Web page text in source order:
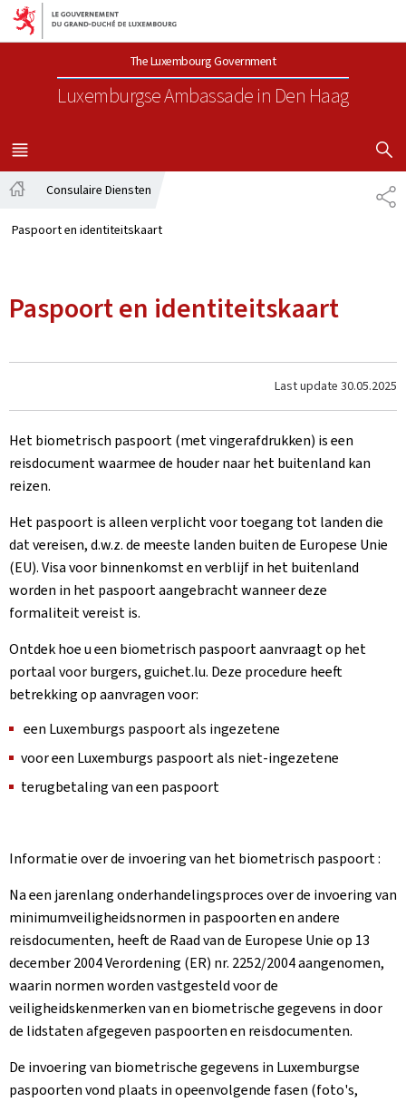
Aller au menu principal
Aller au contenu
The Luxembourg Government
Luxemburgse Ambassade in Den Haag
MENU
MAIN
SHOW
Consulaire Diensten
Paspoort en identiteitskaart
Paspoort en identiteitskaart
Last update 30.05.2025
Het biometrisch paspoort (met vingerafdrukken) is een
reisdocument waarmee de houder naar het buitenland kan
reizen.
Het paspoort is alleen verplicht voor toegang tot landen die
dat vereisen, d.w.z. de meeste landen buiten de Europese Unie
(EU). Visa voor binnenkomst en verblijf in het buitenland
worden in het paspoort aangebracht wanneer deze
formaliteit vereist is.
Ontdek hoe u een biometrisch paspoort aanvraagt op het
portaal voor burgers, guichet.lu. Deze procedure heeft
betrekking op aanvragen voor:
een Luxemburgs paspoort als ingezetene
voor een Luxemburgs paspoort als niet-ingezetene
terugbetaling van een paspoort
Informatie over de invoering van het biometrisch paspoort :
Na een jarenlang onderhandelingsproces over de invoering van
minimumveiligheidsnormen in paspoorten en andere
reisdocumenten, heeft de Raad van de Europese Unie op 13
december 2004 Verordening (ER) nr. 2252/2004 aangenomen,
waarin normen worden vastgesteld voor de
veiligheidskenmerken van en biometrische gegevens in door
de lidstaten afgegeven paspoorten en reisdocumenten.
De invoering van biometrische gegevens in Luxemburgse
paspoorten vond plaats in opeenvolgende fasen (foto's,